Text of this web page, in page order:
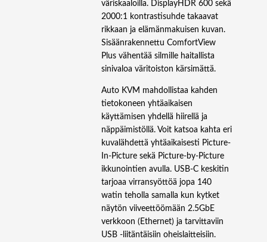
väriskaaloilla. DisplayHDR 600 sekä
2000:1 kontrastisuhde takaavat
rikkaan ja elämänmakuisen kuvan.
Sisäänrakennettu ComfortView
Plus vähentää silmille haitallista
sinivaloa väritoiston kärsimättä.
Auto KVM mahdollistaa kahden
tietokoneen yhtäaikaisen
käyttämisen yhdellä hiirellä ja
näppäimistöllä. Voit katsoa kahta eri
kuvalähdettä yhtäaikaisesti Picture-
In-Picture sekä Picture-by-Picture
ikkunointien avulla. USB-C keskitin
tarjoaa virransyöttöä jopa 140
watin teholla samalla kun kytket
näytön viiveettöömään 2.5GbE
verkkoon (Ethernet) ja tarvittaviin
USB -liitäntäisiin oheislaitteisiin.